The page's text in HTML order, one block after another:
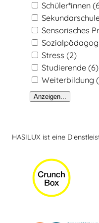
Schüler*innen
Sensorisches
Stress (2)
Studierende (6)
Weiterbildung
Anzeigen...
HASILUX ist eine